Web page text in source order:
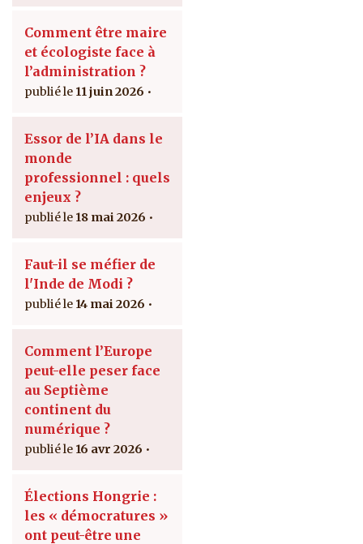
Comment être maire
et écologiste face à
l’administration ?
11 juin 2026
Essor de l’IA dans le
monde
professionnel : quels
enjeux ?
18 mai 2026
Faut-il se méfier de
l'Inde de Modi ?
14 mai 2026
Comment l’Europe
peut-elle peser face
au Septième
continent du
numérique ?
16 avr 2026
Élections Hongrie :
les « démocratures »
ont peut-être une